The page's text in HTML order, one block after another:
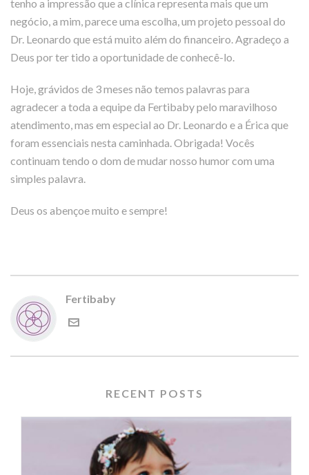
tenho a impressão que a clínica representa mais que um
negócio, a mim, parece uma escolha, um projeto pessoal do
Dr. Leonardo que está muito além do financeiro. Agradeço a
Deus por ter tido a oportunidade de conhecê-lo.
Hoje, grávidos de 3 meses não temos palavras para
agradecer a toda a equipe da Fertibaby pelo maravilhoso
atendimento, mas em especial ao Dr. Leonardo e a Érica que
foram essenciais nesta caminhada. Obrigada! Vocês
continuam tendo o dom de mudar nosso humor com uma
simples palavra.
Deus os abençoe muito e sempre!
Fertibaby
RECENT POSTS